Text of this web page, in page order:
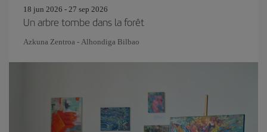
18 jun 2026 - 27 sep 2026
Un arbre tombe dans la forêt
Azkuna Zentroa - Alhondiga Bilbao